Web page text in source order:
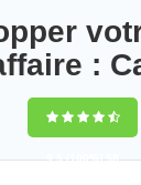
:
9,5(100%)58